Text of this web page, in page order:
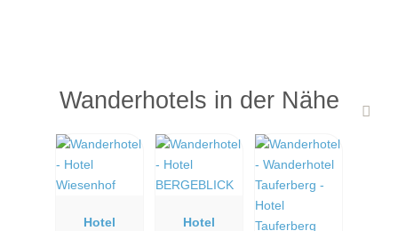
Wanderhotels in der Nähe
Hotel
Hotel